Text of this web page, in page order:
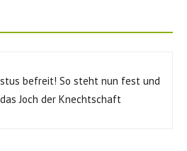
befreit! So steht nun fest und
Joch der Knechtschaft